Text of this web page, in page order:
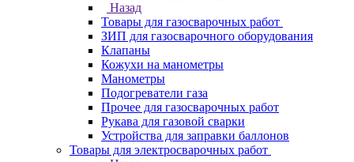
Назад
Товары для газосварочных работ
ЗИП для газосварочного оборудования
Клапаны
Кожухи на манометры
Манометры
Подогреватели газа
Прочее для газосварочных работ
Рукава для газовой сварки
Устройства для заправки баллонов
Товары для электросварочных работ